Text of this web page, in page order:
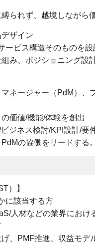
られず、越境しながら
ザイン
ービス構造そのものを
み、ポジショニング設
ネージャー（PdM）、
の価値/機能/体験を創出
ジネス検討/KPI設計/
の協働をリードする。
）】
に該当する方
人材などの業界にお
、PMF推進、収益モデ